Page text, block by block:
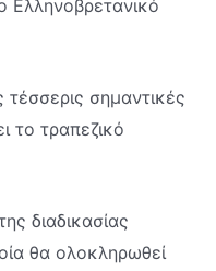
Ελληνοβρετανικό
σημαντικές
το τραπεζικό
διαδικασίας
θα ολοκληρωθεί